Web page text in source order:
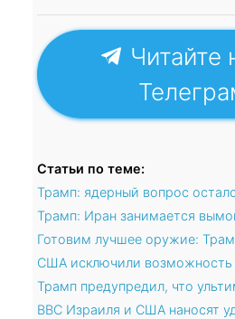
Читайте
Статьи по теме:
Трамп: ядерный вопрос
Трамп: Иран занимается
Готовим лучшее оружие:
США исключили возможность
Трамп предупредил, что
ВВС Израиля и США наносят